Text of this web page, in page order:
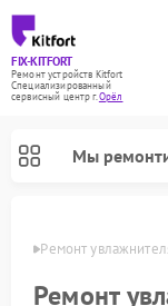
FIX-KITFORT
Ремонт устройств Kitfort
Специализированный
cервисный центр г.Орёл
Мы
Ремонт
Ремонт